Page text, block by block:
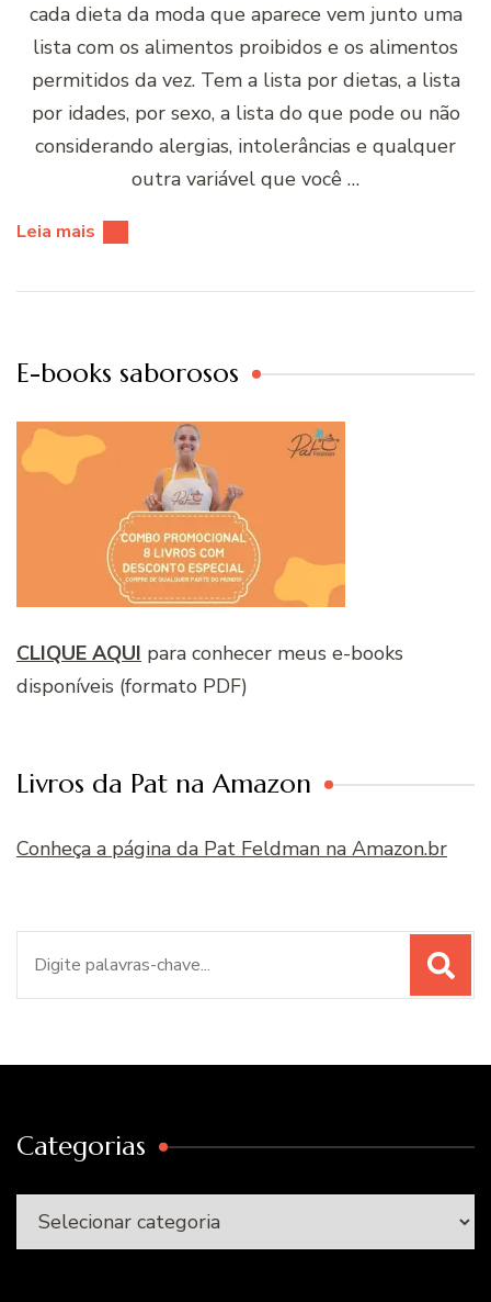
cada dieta da moda que aparece vem junto uma
lista com os alimentos proibidos e os alimentos
permitidos da vez. Tem a lista por dietas, a lista
por idades, por sexo, a lista do que pode ou não
considerando alergias, intolerâncias e qualquer
outra variável que você …
Leia mais
E-books saborosos
CLIQUE AQUI para conhecer meus e-books
disponíveis (formato PDF)
Livros da Pat na Amazon
Conheça a página da Pat Feldman na Amazon.br
Categorias
Categorias